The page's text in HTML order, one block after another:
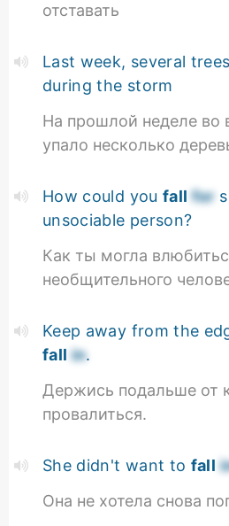
отставать
Last week, several trees
during the storm
На прошлой неделе во
упало несколько
How could you fall for
unsociable person?
Как ты могла
необщительного
Keep away from the
fallin.
Держись подальше от
провалиться.
She didn't want to fall
Она не хотела снова